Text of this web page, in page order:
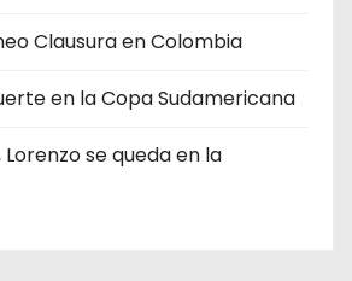
Clausura en Colombia
en la Copa Sudamericana
Lorenzo se queda en la